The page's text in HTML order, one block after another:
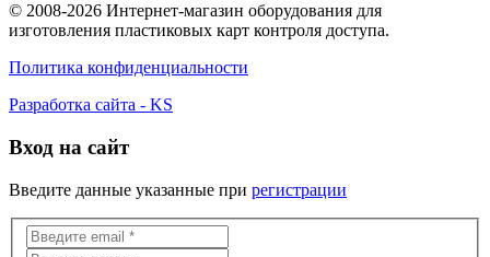
© 2008-2026 Интернет-магазин оборудования для
изготовления пластиковых карт контроля доступа.
Политика конфиденциальности
Разработка сайта - KS
Вход на сайт
Введите данные указанные при регистрации